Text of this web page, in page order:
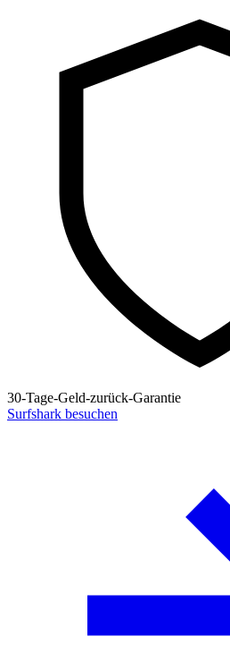
30-Tage-Geld-zurück-Garantie
Surfshark besuchen